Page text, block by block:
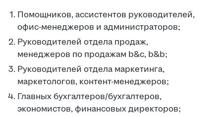
Помощников, ассистентов руководителей,
офис-менеджеров и администраторов;
Руководителей отдела продаж,
менеджеров по продажам b&c, b&b;
Руководителей отдела маркетинга,
маркетологов, контент-менеджеров;
Главных бухгалтеров/бухгалтеров,
экономистов, финансовых директоров;